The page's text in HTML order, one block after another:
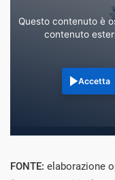
Questo contenuto è
contenuto
Accetta
FONTE: elaborazione